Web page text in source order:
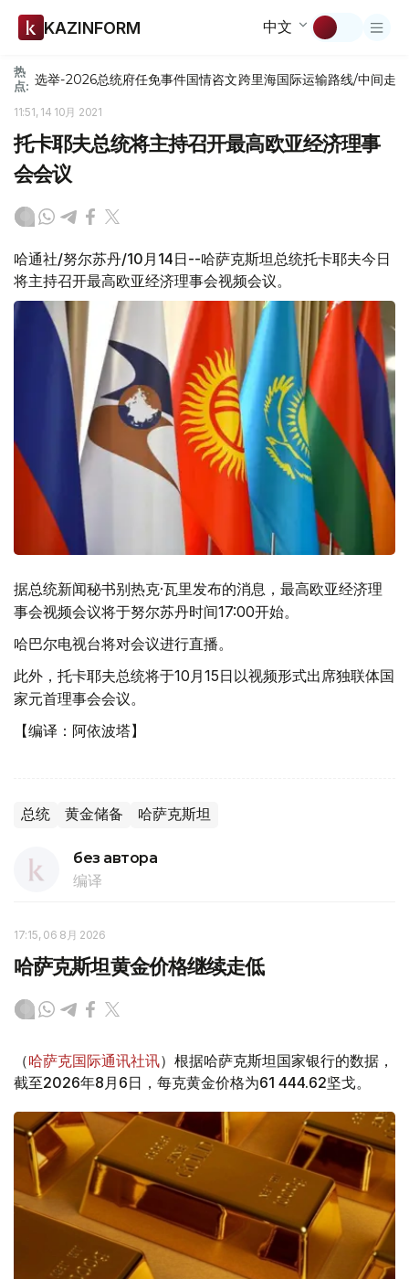
KAZINFORM 中文
热
点: 选举-2026总统府任免事件国情咨文跨里海国际运输路线/中间走廊
11:51, 14 10月 2021
托卡耶夫总统将主持召开最高欧亚经济理事
会会议
哈通社/努尔苏丹/10月14日--哈萨克斯坦总统托卡耶夫今日
将主持召开最高欧亚经济理事会视频会议。
据总统新闻秘书别热克·瓦里发布的消息，最高欧亚经济理
事会视频会议将于努尔苏丹时间17:00开始。
哈巴尔电视台将对会议进行直播。
此外，托卡耶夫总统将于10月15日以视频形式出席独联体国
家元首理事会会议。
【编译：阿依波塔】
总统 黄金储备 哈萨克斯坦
без автора
编译
17:15, 06 8月 2026
哈萨克斯坦黄金价格继续走低
（哈萨克国际通讯社讯）根据哈萨克斯坦国家银行的数据，
截至2026年8月6日，每克黄金价格为61 444.62坚戈。